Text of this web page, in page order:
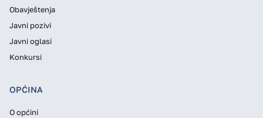
Obavještenja
Javni pozivi
Javni oglasi
Konkursi
OPĆINA
O općini